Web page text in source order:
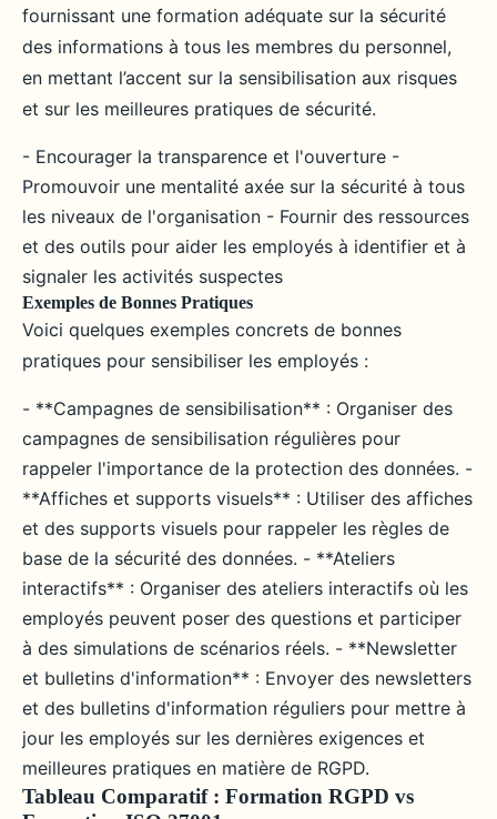
fournissant une formation adéquate sur la sécurité
des informations à tous les membres du personnel,
en mettant l’accent sur la sensibilisation aux risques
et sur les meilleures pratiques de sécurité.
- Encourager la transparence et l'ouverture -
Promouvoir une mentalité axée sur la sécurité à tous
les niveaux de l'organisation - Fournir des ressources
et des outils pour aider les employés à identifier et à
signaler les activités suspectes
Exemples de Bonnes Pratiques
Voici quelques exemples concrets de bonnes
pratiques pour sensibiliser les employés :
- **Campagnes de sensibilisation** : Organiser des
campagnes de sensibilisation régulières pour
rappeler l'importance de la protection des données. -
**Affiches et supports visuels** : Utiliser des affiches
et des supports visuels pour rappeler les règles de
base de la sécurité des données. - **Ateliers
interactifs** : Organiser des ateliers interactifs où les
employés peuvent poser des questions et participer
à des simulations de scénarios réels. - **Newsletter
et bulletins d'information** : Envoyer des newsletters
et des bulletins d'information réguliers pour mettre à
jour les employés sur les dernières exigences et
meilleures pratiques en matière de RGPD.
Tableau Comparatif : Formation RGPD vs